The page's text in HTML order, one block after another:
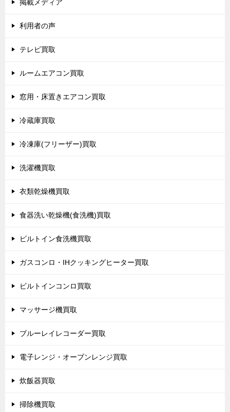
掲載メディア
利用者の声
テレビ買取
ルームエアコン買取
窓用・床置きエアコン買取
冷蔵庫買取
冷凍庫(フリーザー)買取
洗濯機買取
衣類乾燥機買取
食器洗い乾燥機(食洗機)買取
ビルトイン食洗機買取
ガスコンロ・IHクッキングヒーター買取
ビルトインコンロ買取
マッサージ機買取
ブルーレイレコーダー買取
電子レンジ・オーブンレンジ買取
炊飯器買取
掃除機買取